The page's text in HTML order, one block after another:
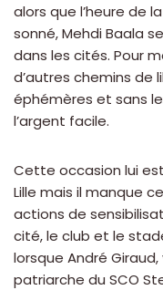
alors que l’heure de
sonné, Mehdi Baala
dans les cités. Pour
d’autres chemins de
éphémères et sans
l’argent facile.
Cette occasion lui
Lille mais il manque
actions de
cité, le club et le
lorsque André
patriarche du SCO